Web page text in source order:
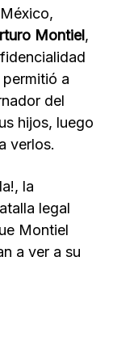
Montiel,
a
del
hijos, luego
verlos.
la
legal
Montiel
a ver a su